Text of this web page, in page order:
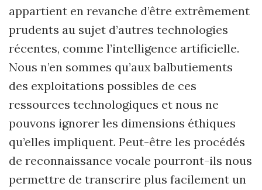
appartient en revanche d’être extrêmement
prudents au sujet d’autres technologies
récentes, comme l’intelligence artificielle.
Nous n’en sommes qu’aux balbutiements
des exploitations possibles de ces
ressources technologiques et nous ne
pouvons ignorer les dimensions éthiques
qu’elles impliquent. Peut-être les procédés
de reconnaissance vocale pourront-ils nous
permettre de transcrire plus facilement un